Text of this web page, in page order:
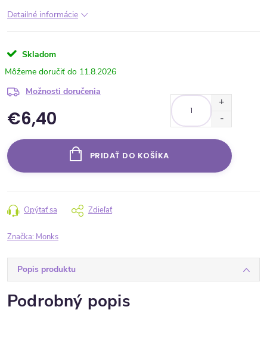
Detailné informácie
Skladom
11.8.2026
Možnosti doručenia
€6,40
PRIDAŤ DO KOŠÍKA
Opýtať sa Zdieľať
Značka: Monks
Popis produktu
Podrobný popis